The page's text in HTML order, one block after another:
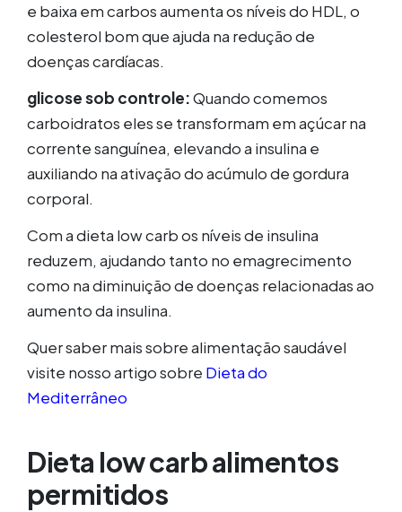
e baixa em carbos aumenta os níveis do HDL, o
colesterol bom que ajuda na redução de
doenças cardíacas.
glicose sob controle:Quando comemos
carboidratos eles se transformam em açúcar na
corrente sanguínea, elevando a insulina e
auxiliando na ativação do acúmulo de gordura
corporal.
Com a dieta low carb os níveis de insulina
reduzem, ajudando tanto no emagrecimento
como na diminuição de doenças relacionadas ao
aumento da insulina.
Quer saber mais sobre alimentação saudável
visite nosso artigo sobre Dieta do
Mediterrâneo
Dieta low carb alimentos
permitidos